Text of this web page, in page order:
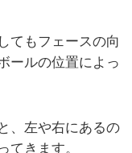
てもフェースの向
ールの位置によっ
、左や右にあるの
てきます。